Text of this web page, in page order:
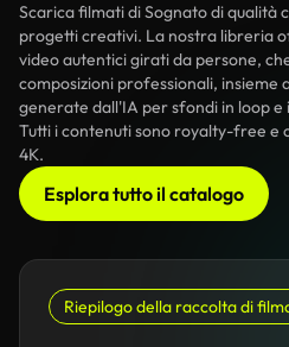
Scarica filmati di Sognato di qualità
progetti creativi. La nostra libreria
video autentici girati da persone,
composizioni professionali, insieme
generate dall'IA per sfondi in loop e
Tutti i contenuti sono royalty-free e
4K.
Esplora tutto il catalogo
Riepilogo della raccolta di